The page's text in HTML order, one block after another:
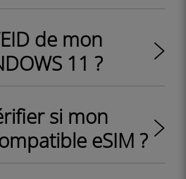
de mon
11 ?
si mon
eSIM ?